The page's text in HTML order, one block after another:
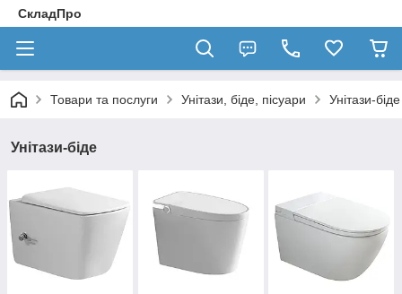
СкладПро
Товари та послуги Унітази, біде, пісуари Унітази-біде
Унітази-біде